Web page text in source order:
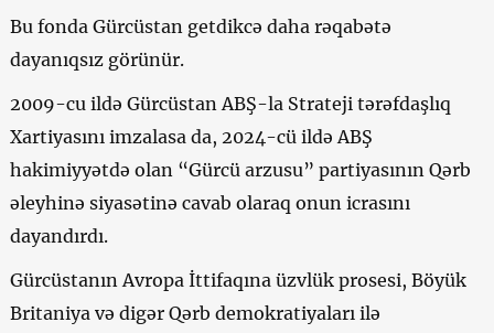
Bu fonda Gürcüstan getdikcə daha rəqabətə
dayanıqsız görünür.
2009-cu ildə Gürcüstan ABŞ-la Strateji tərəfdaşlıq
Xartiyasını imzalasa da, 2024-cü ildə ABŞ
hakimiyyətdə olan “Gürcü arzusu” partiyasının Qərb
əleyhinə siyasətinə cavab olaraq onun icrasını
dayandırdı.
Gürcüstanın Avropa İttifaqına üzvlük prosesi, Böyük
Britaniya və digər Qərb demokratiyaları ilə